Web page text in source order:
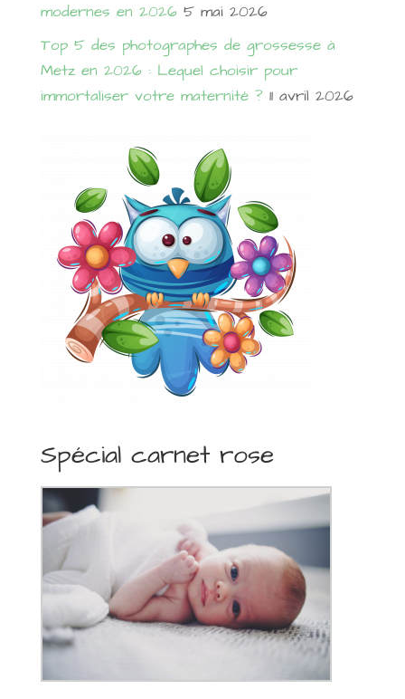
modernes en 2026 5 mai 2026
Top 5 des photographes de grossesse à
Metz en 2026 : Lequel choisir pour
immortaliser votre maternité ? 11 avril 2026
Spécial carnet rose